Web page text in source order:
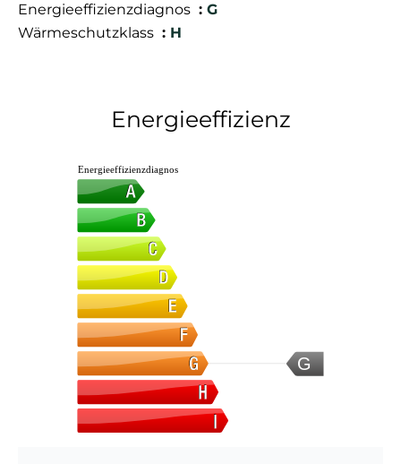
Energieeffizienzdiagnos
G
Wärmeschutzklass
H
Energieeffizienz
G
Energieeffizienzdiagnos